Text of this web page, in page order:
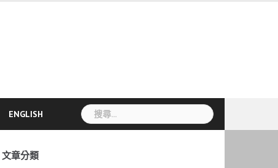
ENGLISH
搜
尋
文章分類